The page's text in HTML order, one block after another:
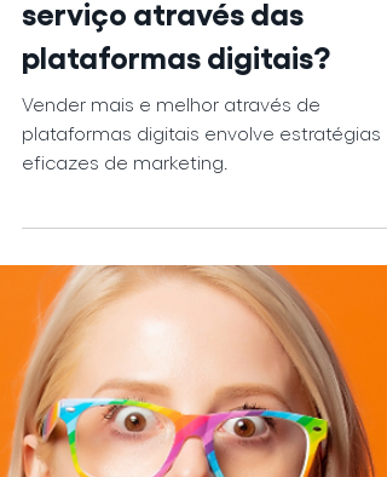
Como vender mais e
melhor seu produto ou
serviço através das
plataformas digitais?
eficazes de marketing.